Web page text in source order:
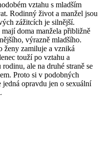
vztahu s mladším
Rodinný život a manžel jsou
zážitcích je silnější.
doma manžela přibližně
výrazně mladšího.
ženy zamiluje a vzniká
touží po vztahu a
ale na druhé straně se
Proto si v podobných
jedná opravdu jen o sexuální